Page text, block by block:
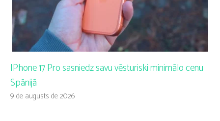
IPhone 17 Pro sasniedz savu vēsturiski minimālo cenu
Spānijā
9 de augusts de 2026